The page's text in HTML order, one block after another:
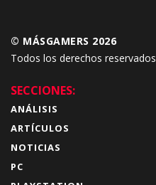
© MÁSGAMERS 2026
Todos los derechos reservados
SECCIONES:
ANÁLISIS
ARTÍCULOS
NOTICIAS
PC